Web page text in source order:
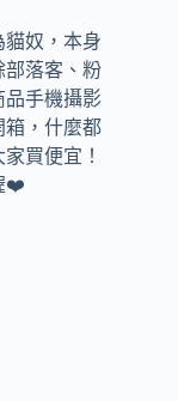
奴， 本身
部落客、 粉
品手機攝影
箱，什麼都
買便宜！
❤️